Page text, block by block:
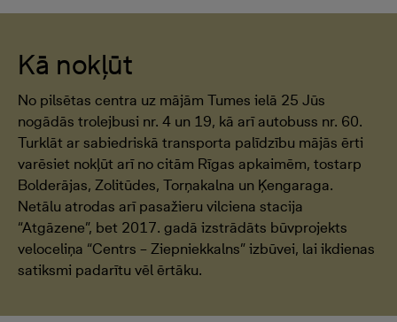
Kā nokļūt
No pilsētas centra uz mājām Tumes ielā 25 Jūs
nogādās trolejbusi nr. 4 un 19, kā arī autobuss nr. 60.
Turklāt ar sabiedriskā transporta palīdzību mājās ērti
varēsiet nokļūt arī no citām Rīgas apkaimēm, tostarp
Bolderājas, Zolitūdes, Torņakalna un Ķengaraga.
Netālu atrodas arī pasažieru vilciena stacija
“Atgāzene”, bet 2017. gadā izstrādāts būvprojekts
veloceliņa “Centrs – Ziepniekkalns” izbūvei, lai ikdienas
satiksmi padarītu vēl ērtāku.